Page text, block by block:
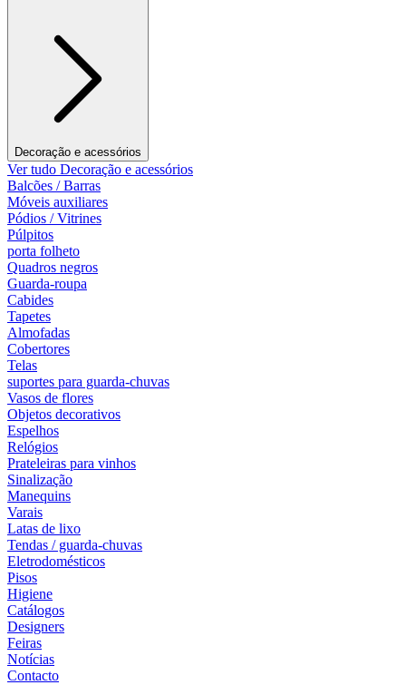
Decoração e acessórios
Ver tudo Decoração e acessórios
Balcões / Barras
Móveis auxiliares
Pódios / Vitrines
Púlpitos
porta folheto
Quadros negros
Guarda-roupa
Cabides
Tapetes
Almofadas
Cobertores
Telas
suportes para guarda-chuvas
Vasos de flores
Objetos decorativos
Espelhos
Relógios
Prateleiras para vinhos
Sinalização
Manequins
Varais
Latas de lixo
Tendas / guarda-chuvas
Eletrodomésticos
Pisos
Higiene
Catálogos
Designers
Feiras
Notícias
Contacto